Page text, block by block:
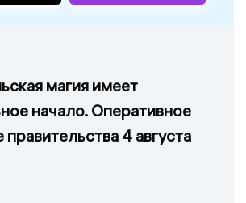
магия имеет
начало. Оперативное
4 августа